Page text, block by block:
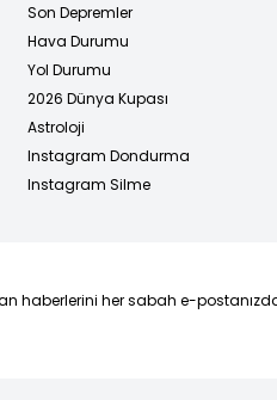
Son Depremler
Hava Durumu
Yol Durumu
2026 Dünya Kupası
Astroloji
Instagram Dondurma
Instagram Silme
haberlerini her sabah e-